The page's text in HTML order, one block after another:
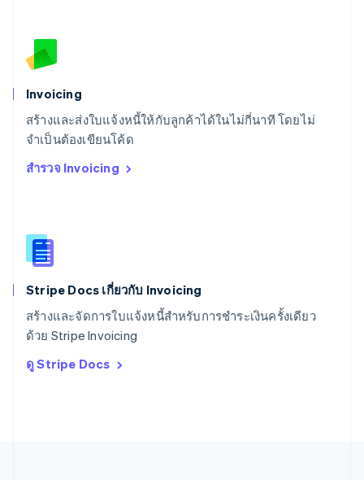
Invoicing
สร้างและส่งใบแจ้งหนี้ให้กับลูกค้าได้ในไม่กี่นาที โดยไม่
จำเป็นต้องเขียนโค้ด
สำรวจ Invoicing
Stripe Docs เกี่ยวกับ Invoicing
สร้างและจัดการใบแจ้งหนี้สำหรับการชำระเงินครั้งเดียว
ด้วย Stripe Invoicing
ดู Stripe Docs
English
สวิตเซอร์แลนด์
สวีเดน
Svenska
สหรัฐอเมริกา
EnglishEspañol简体中文
English
English
สิงคโปร์
ออสเตรเลีย
ออสเตรีย
DeutschEnglish
ItalianoEnglish